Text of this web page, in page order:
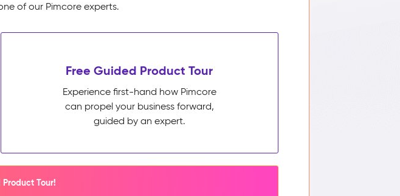
of our Pimcore experts.
Free Guided Product Tour
Experience first-hand how Pimcore
can propel your business forward,
guided by an expert.
Tour!